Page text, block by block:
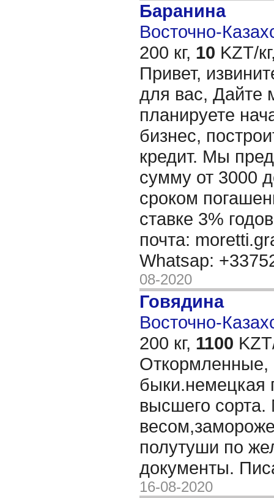
Баранина
Восточно-
200 кг, 10 KZT/
Привет,
для вас, Дайте
планируете
бизнес,
кредит. Мы
сумму от 3000
сроком
ставке 3%
почта:
Whatsap:
08-2020
Говядина
Восточно-
200 кг, 1100
Откормленные,
быки.немецкая
высшего
полутуши по
документы.
16-08-2020